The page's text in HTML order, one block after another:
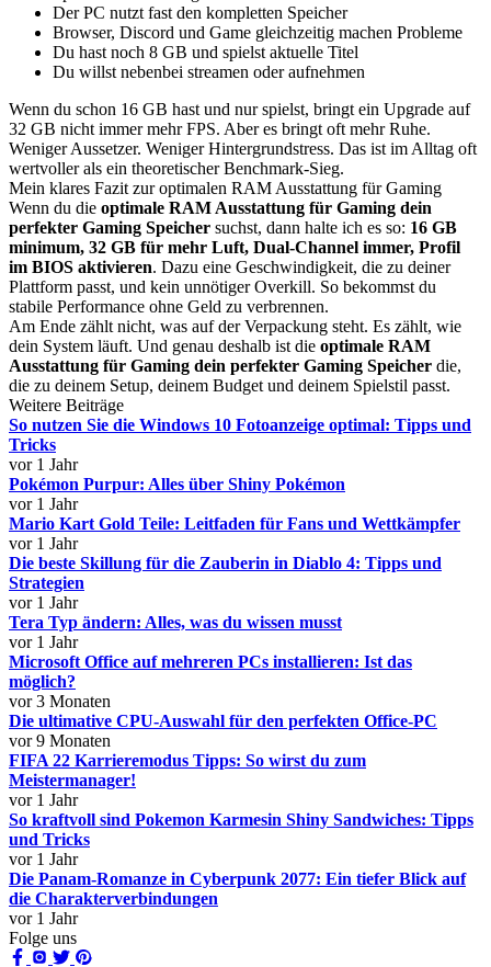
Der PC nutzt fast den kompletten Speicher
Browser, Discord und Game gleichzeitig machen Probleme
Du hast noch 8 GB und spielst aktuelle Titel
Du willst nebenbei streamen oder aufnehmen
Wenn du schon 16 GB hast und nur spielst, bringt ein Upgrade auf
32 GB nicht immer mehr FPS. Aber es bringt oft mehr Ruhe.
Weniger Aussetzer. Weniger Hintergrundstress. Das ist im Alltag oft
wertvoller als ein theoretischer Benchmark-Sieg.
Mein klares Fazit zur optimalen RAM Ausstattung für Gaming
Wenn du die optimale RAM Ausstattung für Gaming dein
perfekter Gaming Speicher suchst, dann halte ich es so: 16 GB
minimum, 32 GB für mehr Luft, Dual-Channel immer, Profil
im BIOS aktivieren. Dazu eine Geschwindigkeit, die zu deiner
Plattform passt, und kein unnötiger Overkill. So bekommst du
stabile Performance ohne Geld zu verbrennen.
Am Ende zählt nicht, was auf der Verpackung steht. Es zählt, wie
dein System läuft. Und genau deshalb ist die optimale RAM
Ausstattung für Gaming dein perfekter Gaming Speicher die,
die zu deinem Setup, deinem Budget und deinem Spielstil passt.
Weitere Beiträge
So nutzen Sie die Windows 10 Fotoanzeige optimal: Tipps und
Tricks
vor 1 Jahr
Pokémon Purpur: Alles über Shiny Pokémon
vor 1 Jahr
Mario Kart Gold Teile: Leitfaden für Fans und Wettkämpfer
vor 1 Jahr
Die beste Skillung für die Zauberin in Diablo 4: Tipps und
Strategien
vor 1 Jahr
Tera Typ ändern: Alles, was du wissen musst
vor 1 Jahr
Microsoft Office auf mehreren PCs installieren: Ist das
möglich?
vor 3 Monaten
Die ultimative CPU-Auswahl für den perfekten Office-PC
vor 9 Monaten
FIFA 22 Karrieremodus Tipps: So wirst du zum
Meistermanager!
vor 1 Jahr
So kraftvoll sind Pokemon Karmesin Shiny Sandwiches: Tipps
und Tricks
vor 1 Jahr
Die Panam-Romanze in Cyberpunk 2077: Ein tiefer Blick auf
die Charakterverbindungen
vor 1 Jahr
Folge uns